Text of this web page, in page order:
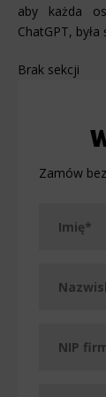
Zamów
aby każda
ChatGPT,
Brak sekcji